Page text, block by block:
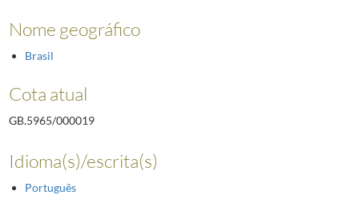
Nome geográfico
Brasil
Cota atual
GB.5965/000019
Idioma(s)/escrita(s)
Português